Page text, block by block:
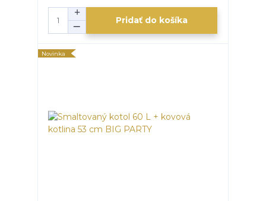
Pridať do košíka
Novinka